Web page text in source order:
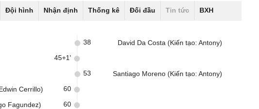
Đội hình Nhận định Thống kê Đối đầu Tin tức BXH
David Da Costa (Kiến tạo: Antony)
38
45+1'
Santiago Moreno (Kiến tạo: Antony)
53
Cerrillo) 60
Fagundez) 60